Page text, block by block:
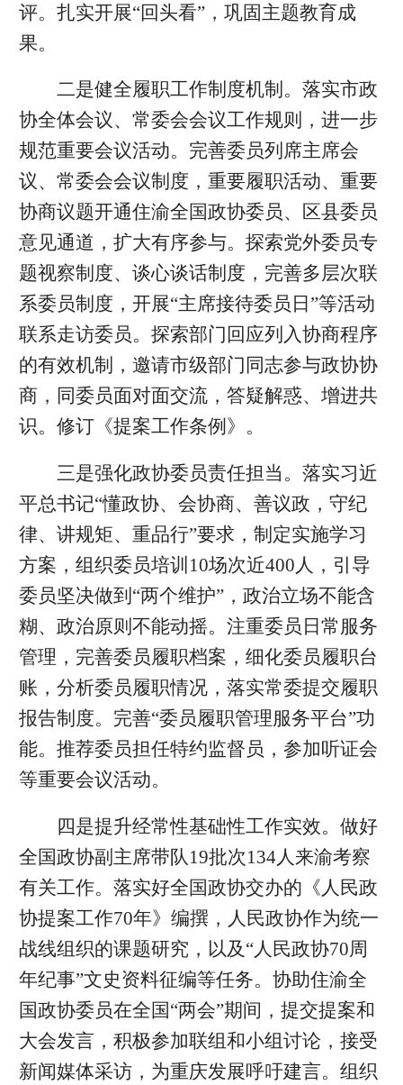
评。扎实开展“回头看”，巩固主题教育成
果。
二是健全履职工作制度机制。落实市政
协全体会议、常委会会议工作规则，进一步
规范重要会议活动。完善委员列席主席会
议、常委会会议制度，重要履职活动、重要
协商议题开通住渝全国政协委员、区县委员
意见通道，扩大有序参与。探索党外委员专
题视察制度、谈心谈话制度，完善多层次联
系委员制度，开展“主席接待委员日”等活动
联系走访委员。探索部门回应列入协商程序
的有效机制，邀请市级部门同志参与政协协
商，同委员面对面交流，答疑解惑、增进共
识。修订《提案工作条例》。
三是强化政协委员责任担当。落实习近
平总书记“懂政协、会协商、善议政，守纪
律、讲规矩、重品行”要求，制定实施学习
方案，组织委员培训10场次近400人，引导
委员坚决做到“两个维护”，政治立场不能含
糊、政治原则不能动摇。注重委员日常服务
管理，完善委员履职档案，细化委员履职台
账，分析委员履职情况，落实常委提交履职
报告制度。完善“委员履职管理服务平台”功
能。推荐委员担任特约监督员，参加听证会
等重要会议活动。
四是提升经常性基础性工作实效。做好
全国政协副主席带队19批次134人来渝考察
有关工作。落实好全国政协交办的《人民政
协提案工作70年》编撰，人民政协作为统一
战线组织的课题研究，以及“人民政协70周
年纪事”文史资料征编等任务。协助住渝全
国政协委员在全国“两会”期间，提交提案和
大会发言，积极参加联组和小组讨论，接受
新闻媒体采访，为重庆发展呼吁建言。组织